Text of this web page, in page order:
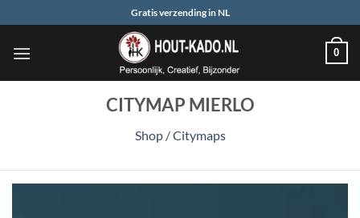
naar
inhoud
Gratis verzending in NL
0
CITYMAP MIERLO
Shop /Citymaps